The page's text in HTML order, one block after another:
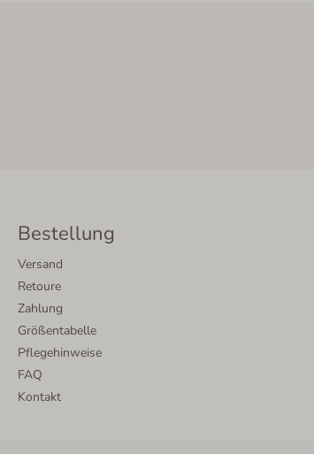
Bestellung
Versand
Retoure
Zahlung
Größentabelle
Pflegehinweise
FAQ
Kontakt